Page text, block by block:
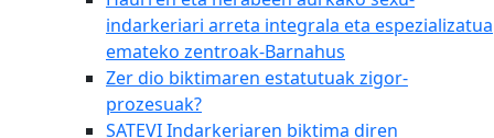
indarkeriari arreta integrala eta espezializatua
emateko zentroak-Barnahus
Zer dio biktimaren estatutuak zigor-
prozesuak?
SATEVI Indarkeriaren biktima diren